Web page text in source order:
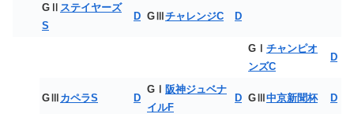
GⅡ ステイヤーズ
S
D GⅢチャレンジC D
GⅠ チャンピオ
ンズC
D
GⅢ カペラS D
GⅠ 阪神ジュベナ
イルF
D GⅢ中京新聞杯 D